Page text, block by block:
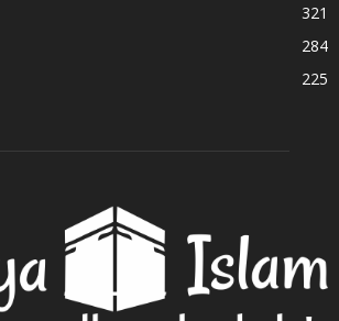
321
284
225